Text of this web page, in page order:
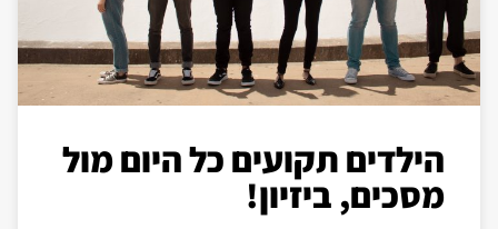
הילדים תקועים כל היום מול
מסכים, ביזיון!